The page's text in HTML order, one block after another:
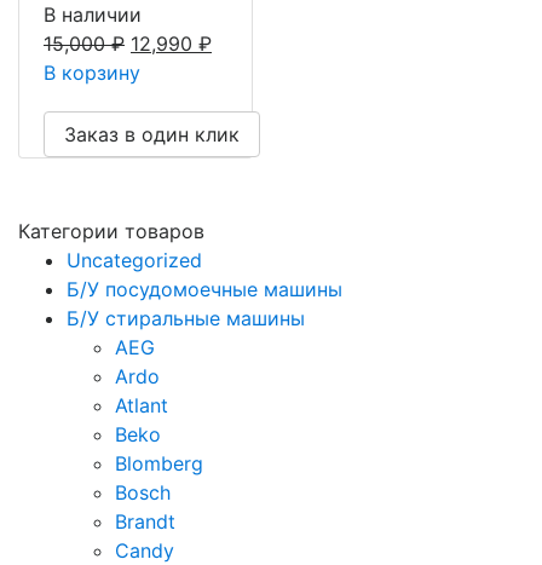
В наличии
15,000₽ 12,990 ₽
В корзину
Заказ в один клик
Категории товаров
Uncategorized
Б/У посудомоечные машины
Б/У стиральные машины
AEG
Ardo
Atlant
Beko
Blomberg
Bosch
Brandt
Candy